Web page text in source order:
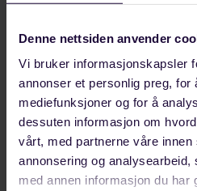
Denne nettsiden anvender
Vi bruker informasjonskapsler
annonser et personlig preg, for
mediefunksjoner og for å
dessuten informasjon om
vårt, med partnerne våre innen
annonsering og
med annen informasjon du har
Klubber og
som har
Her er klubbene